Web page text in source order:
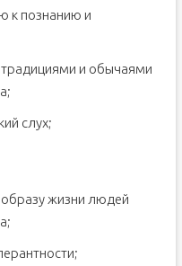
к познанию и
традициями и обычаями
слух;
образу жизни людей